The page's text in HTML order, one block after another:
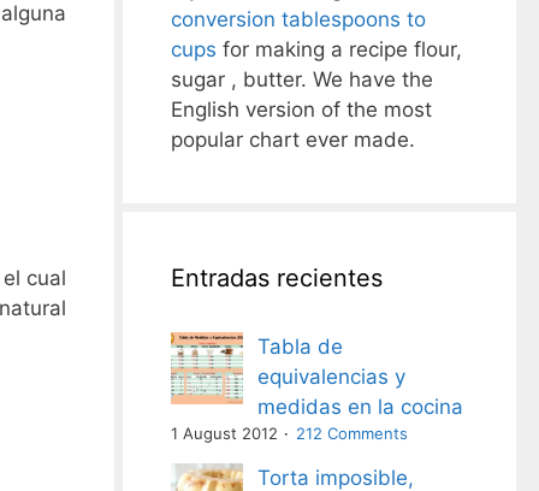
cual
conversion tablespoons to
cups for making a recipe flour,
sugar , butter. We have the
English version of the most
popular chart ever made.
Entradas recientes
Tabla de
equivalencias y
medidas en la cocina
1 August 2012 212 Comments
Torta imposible,